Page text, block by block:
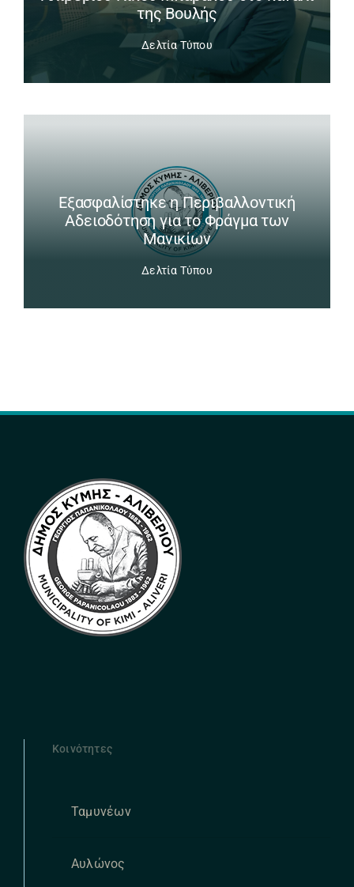
της Βουλής
Δελτία Τύπου
Εξασφαλίστηκε η Περιβαλλοντική
Αδειοδότηση για το Φράγμα των
Μανικίων
Δελτία Τύπου
Κοινότητες
Ταμυνέων
Αυλώνος